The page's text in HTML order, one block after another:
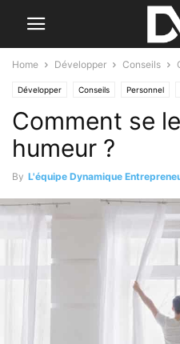
Home Développer Conseils
Développer Conseils Personnel
Santé et bien-être
Comment se
humeur ?
By L'équipe Dynamique